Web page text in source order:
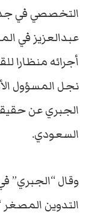
التخصصي في
عبدالعزيز في
أجرائه منظارا
نجل المسؤول
الجبري عن
السعودي.
وقال “الجبري”
التدوين